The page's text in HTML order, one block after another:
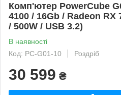
Комп'ютер PowerCube
4100 / 16Gb / Radeon RX
/ 500W / USB 3.2)
В наявності
Код: PC-G01-10
Роздріб
30 599 ₴